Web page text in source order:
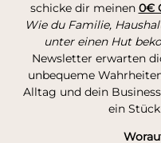
schicke dir meinen 0€
Wie du Familie,
unter einen Hut
Newsletter erwarten
unbequeme
Alltag und dein
ein